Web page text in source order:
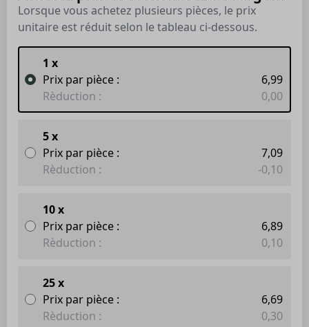
Lorsque vous achetez plusieurs pièces, le prix
unitaire est réduit selon le tableau ci-dessous.
1 x
Prix par pièce :
6,99
Rèduction :
0,00
5 x
Prix par pièce :
7,09
Rèduction :
-0,10
10 x
Prix par pièce :
6,89
Rèduction :
0,10
25 x
Prix par pièce :
6,69
Rèduction :
0,30